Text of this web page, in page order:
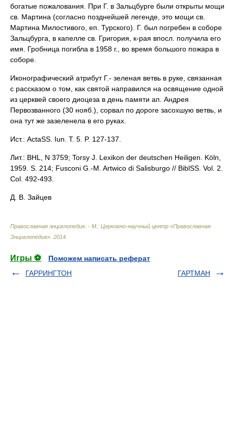
богатые пожалования. При Г. в Зальцбурге были открыты мощи
св. Мартина (согласно позднейшей легенде, это мощи св.
Мартина Милостивого, еп. Турского). Г. был погребен в соборе
Зальцбурга, в капелле св. Григория, к-рая впосл. получила его
имя. Гробница погибла в 1958 г., во время большого пожара в
соборе.
Иконографический атрибут Г.- зеленая ветвь в руке, связанная
с рассказом о том, как святой направился на освящение одной
из церквей своего диоцеза в день памяти ап. Андрея
Первозванного (30 нояб.), сорвал по дороге засохшую ветвь, и
она тут же зазеленела в его руках.
Ист.: ActaSS. Iun. T. 5. P. 127-137.
Лит.: BHL, N 3759; Torsy J. Lexikon der deutschen Heiligen. Köln,
1959. S. 214; Fusconi G.-M. Artwico di Salisburgo // BiblSS. Vol. 2.
Col. 492-493.
Д. В. Зайцев
Православная энциклопедия. - М.: Церковно-научный центр «Православная
Энциклопедия» 2014
Игры ⚽
Поможем написать реферат
ГАРРИНГТОН
ГАРТМАН